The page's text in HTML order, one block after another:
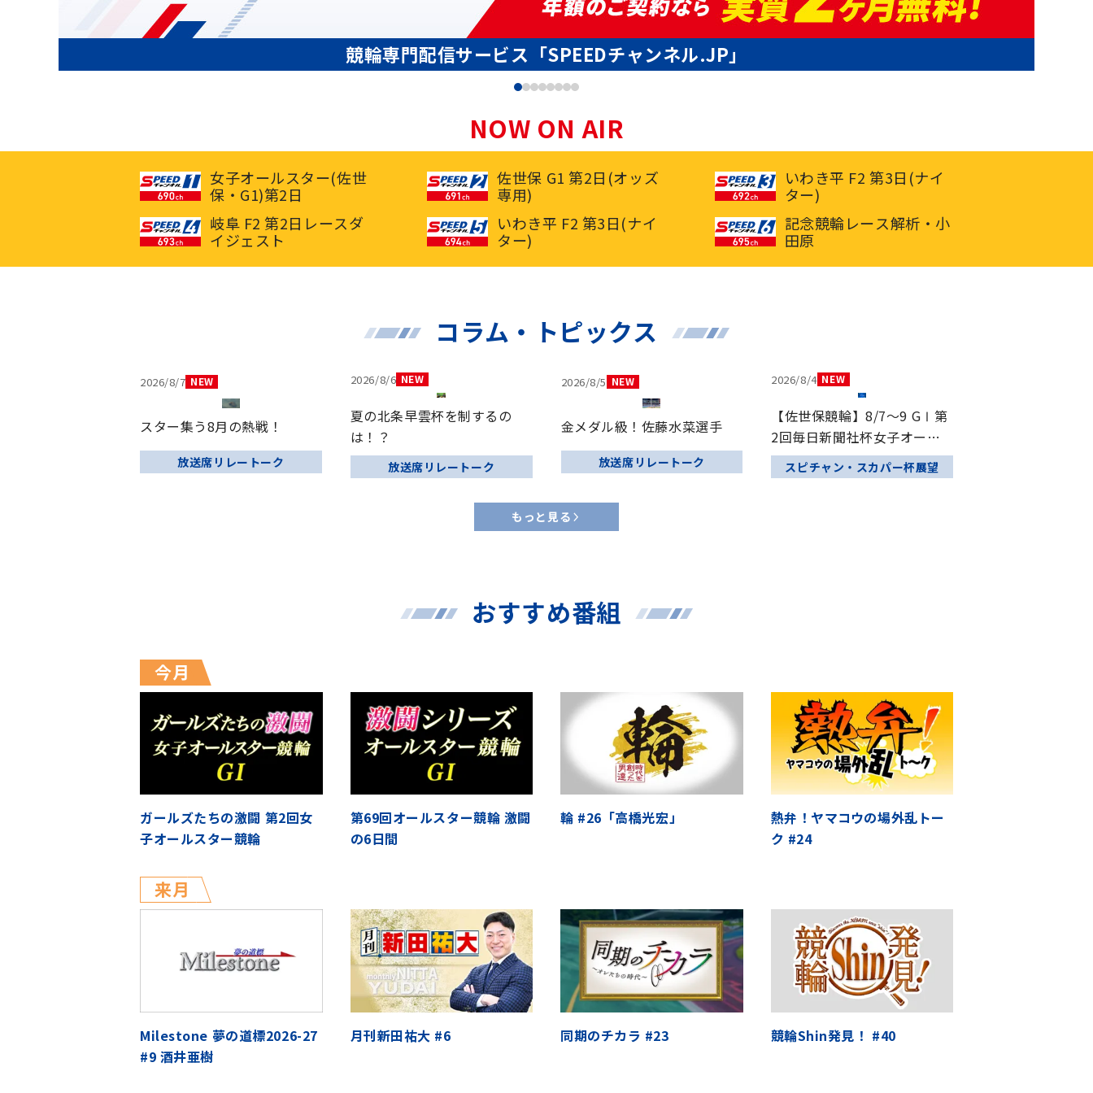
競輪専門配信サービス「SPEEDチャンネル.JP」
NOW ON AIR
女子オールスター(佐世
保・G1)第2日
佐世保 G1 第2日(オッズ
専用)
いわき平 F2 第3日(ナイ
ター)
岐阜 F2 第2日レースダ
イジェスト
いわき平 F2 第3日(ナイ
ター)
記念競輪レース解析・小
田原
コラム・トピックス
2026/8/7
スター集う8月の熱戦！
放送席リレートーク
2026/8/6
夏の北条早雲杯を制するの
は！？
放送席リレートーク
2026/8/5
金メダル級！佐藤水菜選手
放送席リレートーク
2026/8/4
【佐世保競輪】8/7～9 GⅠ第
2回毎日新聞社杯女子オール
スター競輪 ～ルーキーシリー
ズプラス～
スピチャン・スカパー杯展望
もっと見る
おすすめ番組
今月
ガールズたちの激闘 第2回女
子オールスター競輪
第69回オールスター競輪 激闘
の6日間
輪 #26「高橋光宏」
熱弁！ヤマコウの場外乱トー
ク #24
来月
Milestone 夢の道標2026-27
#9 酒井亜樹
月刊新田祐大 #6 同期のチカラ #23 競輪Shin発見！ #40